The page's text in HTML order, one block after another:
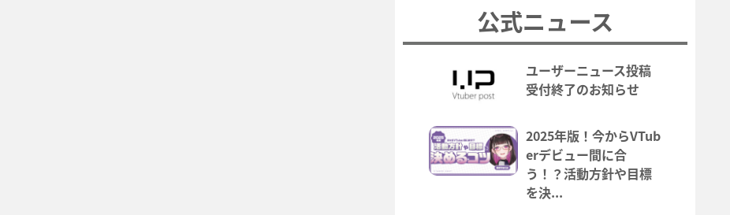
公式ニュース
ユーザーニュース投稿
受付終了のお知らせ
2025年版！今からVTub
erデビュー間に合
う！？活動方針や目標
を決...